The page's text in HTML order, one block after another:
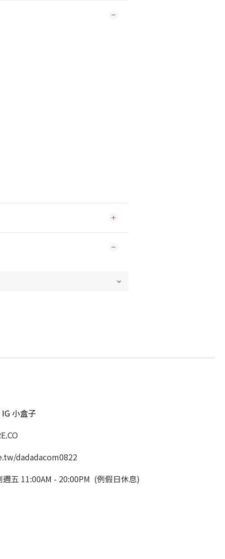
小盒子
dadadacom0822
五 11:00AM - 20:00PM (例假日休息)